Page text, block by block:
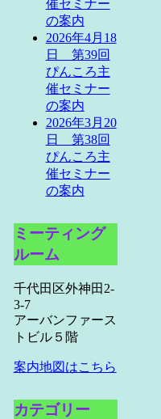
催セミナー
の案内
2026年4月18
日 第39回
ぴんころ主
催セミナー
の案内
2026年3月20
日 第38回
ぴんころ主
催セミナー
の案内
ミーティング
ルーム
千代田区外神田2-
3-7
アーバンファース
トビル５階
案内地図はこちら
カテゴリー